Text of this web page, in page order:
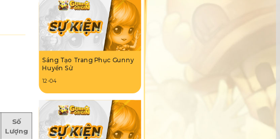
Số
Lượng
Sáng Tạo Trang Phục Gunny
Huyền Sử
12-04